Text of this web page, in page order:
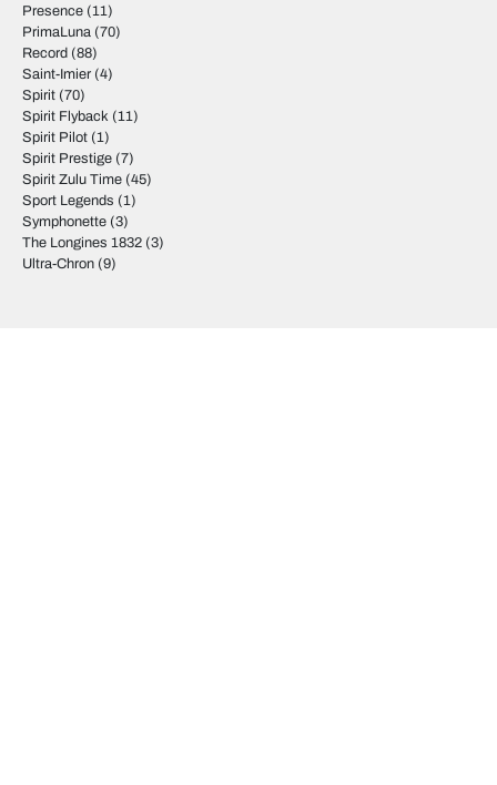
Presence (11)
PrimaLuna (70)
Record (88)
Saint-Imier (4)
Spirit (70)
Spirit Flyback (11)
Spirit Pilot (1)
Spirit Prestige (7)
Spirit Zulu Time (45)
Sport Legends (1)
Symphonette (3)
The Longines 1832 (3)
Ultra-Chron (9)